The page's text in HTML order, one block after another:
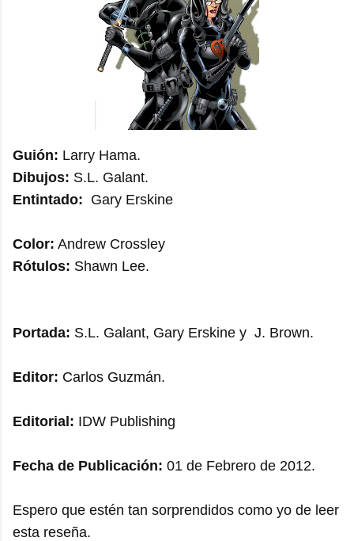
Guión: Larry Hama.
Dibujos: S.L. Galant.
Entintado: Gary Erskine
Color: Andrew Crossley
Rótulos: Shawn Lee.
Portada: S.L. Galant, Gary Erskine y J. Brown.
Editor: Carlos Guzmán.
Editorial: IDW Publishing
Fecha de Publicación: 01 de Febrero de 2012.
Espero que estén tan sorprendidos como yo de leer
esta reseña.